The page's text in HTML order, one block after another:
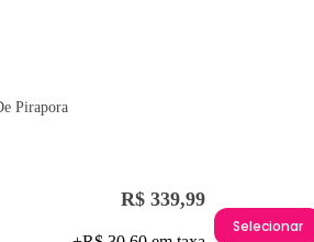
Pirapora
R$ 339,99
Selecionar